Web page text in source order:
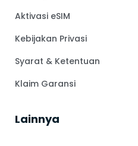
Aktivasi eSIM
Kebijakan Privasi
Syarat & Ketentuan
Klaim Garansi
Lainnya